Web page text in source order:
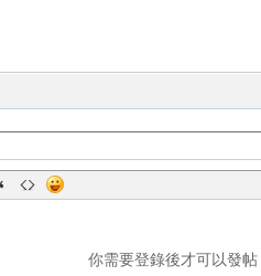
你需要登錄後才可以發帖